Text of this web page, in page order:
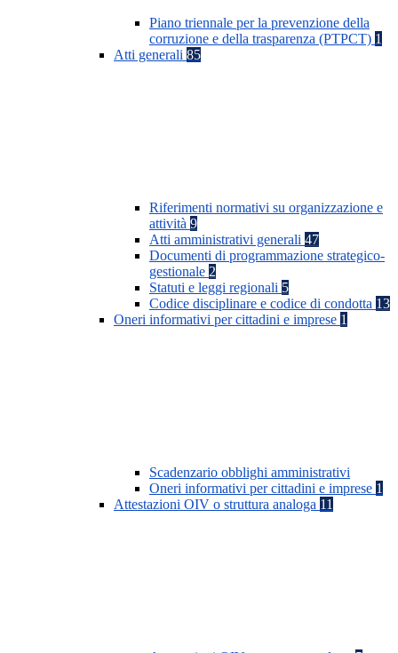
Piano triennale per la prevenzione della
corruzione e della trasparenza (PTPCT) 1
Atti generali 85
Riferimenti normativi su organizzazione e
attività 9
Atti amministrativi generali 47
Documenti di programmazione strategico-
gestionale 2
Statuti e leggi regionali 5
Codice disciplinare e codice di condotta 13
Oneri informativi per cittadini e imprese 1
Scadenzario obblighi amministrativi
Oneri informativi per cittadini e imprese 1
Attestazioni OIV o struttura analoga 11